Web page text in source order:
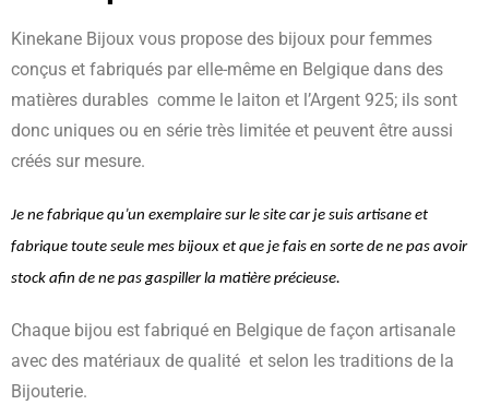
Kinekane Bijoux vous propose des bijoux pour femmes
conçus et fabriqués par elle-même en Belgique dans des
matières durables comme le laiton et l’Argent 925; ils sont
donc uniques ou en série très limitée et peuvent être aussi
créés sur mesure.
Je ne fabrique qu’un exemplaire sur le site car je suis artisane et
fabrique toute seule mes bijoux et que je fais en sorte de ne pas avoir
stock afin de ne pas gaspiller la matière précieuse.
Chaque bijou est fabriqué en Belgique de façon artisanale
avec des matériaux de qualité et selon les traditions de la
Bijouterie.